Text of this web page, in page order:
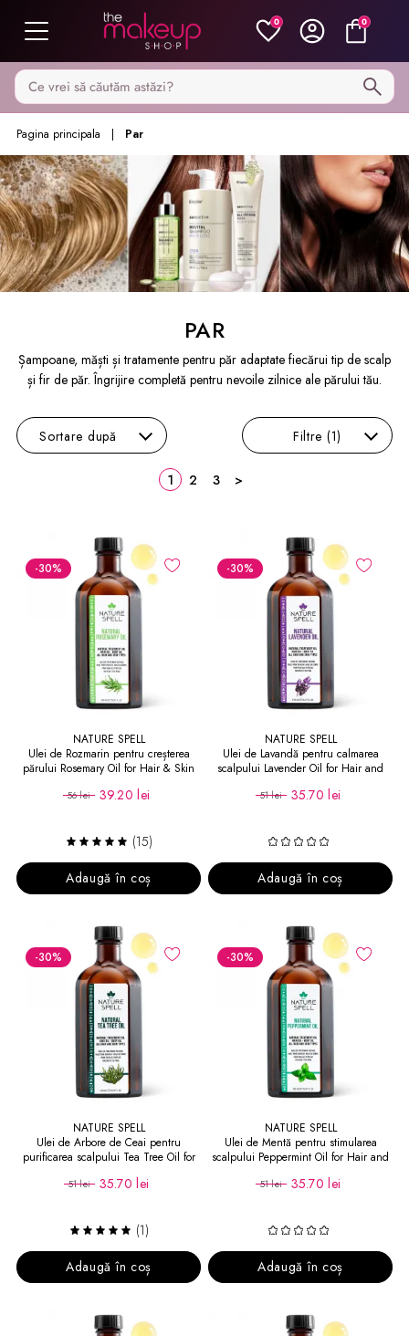
0 0
Caută pe MakeupShop
Pagina principala Par
PAR
Șampoane, măști și tratamente pentru păr adaptate fiecărui tip de scalp
și fir de păr. Îngrijire completă pentru nevoile zilnice ale părului tău.
Sortare după Filtre (1)
1 2 3 >
-30%
NATURE SPELL
Ulei de Rozmarin pentru creșterea
părului Rosemary Oil for Hair & Skin
56 lei 39.20 lei
(15)
Adaugă în coș
-30%
NATURE SPELL
Ulei de Lavandă pentru calmarea
scalpului Lavender Oil for Hair and
51 lei 35.70 lei
Adaugă în coș
-30%
NATURE SPELL
Ulei de Arbore de Ceai pentru
purificarea scalpului Tea Tree Oil for
51 lei 35.70 lei
(1)
Adaugă în coș
-30%
NATURE SPELL
Ulei de Mentă pentru stimularea
scalpului Peppermint Oil for Hair and
51 lei 35.70 lei
Adaugă în coș